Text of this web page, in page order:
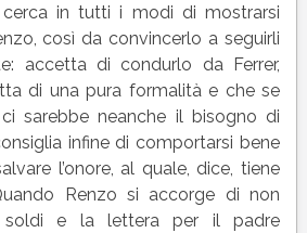
cerca in tutti i modi di mostrarsi
così da convincerlo a seguirli
accetta di condurlo da Ferrer,
di una pura formalità e che se
sarebbe neanche il bisogno di
infine di comportarsi bene
l’onore, al quale, dice, tiene
Renzo si accorge di non
e la lettera per il padre